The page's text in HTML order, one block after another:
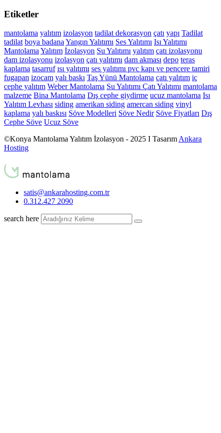
Etiketler
mantolama yalıtım izolasyon tadilatdekorasyon çatı yapı Tadilat
tadilat boya badanaYangın Yalıtımı Ses Yalıtımı Isı Yalıtımı
MantolamaYalıtım İzolasyon Su Yalıtımı yalıtım çatı izolasyonu
dam izolasyonu izolasyon çatı yalıtımı dam akması depo teras
kaplama tasarruf ısı yalıtımı ses yalıtımı pvc kapı ve pencere tamiri
fugapan izocam yalı baskı Taş Yünü Mantolama çatı yalıtım iç
cephe yalıtım Weber Mantolama Su Yalıtımı Çatı Yalıtımı mantolama
malzeme Bina Mantolama Dış cephe giydirme ucuz mantolama Isı
Yalıtım Levhası siding amerikan siding amercan siding vinyl
kaplama yalı baskısı Söve Modelleri Söve Nedir Söve Fiyatları Dış
Cephe Söve Ucuz Söve
©Konya Mantolama Yalıtım İzolasyon - 2025 I TasarımAnkara
Hosting
satis@ankarahosting.com.tr
0.312.427 2090
search here